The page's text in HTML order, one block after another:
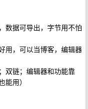
数据可导出，字节用不怕
用，可以当博客，编辑器
双链；编辑器和功能靠
用）